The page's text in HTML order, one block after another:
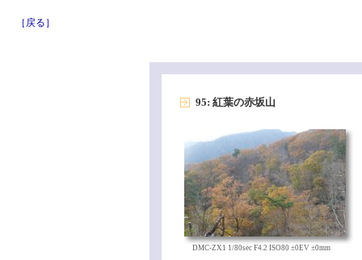
［戻る］
95: 紅葉の赤坂山
DMC-ZX1 1/80sec F4.2 ISO80 ±0EV ±0mm